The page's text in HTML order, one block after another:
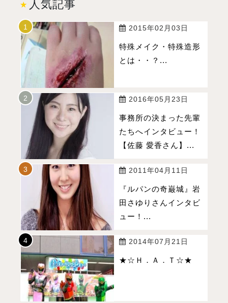
人気記事
2015年02月03日
特殊メイク・特殊造形
とは・・？...
2016年05月23日
事務所の決まった先輩
たちへインタビュー！
【佐藤 愛香さん】...
2011年04月11日
『ルパンの奇巌城』岩
田さゆりさんインタビ
ュー！...
2014年07月21日
★☆Ｈ．Ａ．Ｔ☆★